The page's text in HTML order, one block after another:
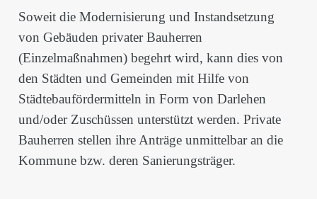
Soweit die Modernisierung und Instandsetzung
von Gebäuden privater Bauherren
(Einzelmaßnahmen) begehrt wird, kann dies von
den Städten und Gemeinden mit Hilfe von
Städtebaufördermitteln in Form von Darlehen
und/oder Zuschüssen unterstützt werden. Private
Bauherren stellen ihre Anträge unmittelbar an die
Kommune bzw. deren Sanierungsträger.